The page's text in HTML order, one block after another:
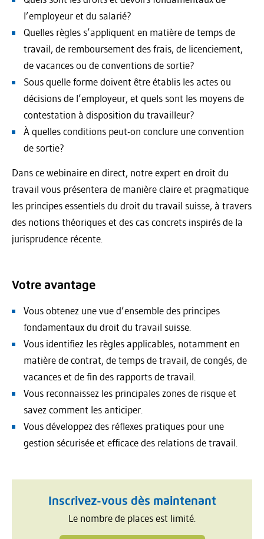
l’employeur et du salarié?
Quelles règles s’appliquent en matière de temps de
travail, de remboursement des frais, de licenciement,
de vacances ou de conventions de sortie?
Sous quelle forme doivent être établis les actes ou
décisions de l’employeur, et quels sont les moyens de
contestation à disposition du travailleur?
À quelles conditions peut-on conclure une convention
de sortie?
Dans ce webinaire en direct, notre expert en droit du
travail vous présentera de manière claire et pragmatique
les principes essentiels du droit du travail suisse, à travers
des notions théoriques et des cas concrets inspirés de la
jurisprudence récente.
Votre avantage
Vous obtenez une vue d’ensemble des principes
fondamentaux du droit du travail suisse.
Vous identifiez les règles applicables, notamment en
matière de contrat, de temps de travail, de congés, de
vacances et de fin des rapports de travail.
Vous reconnaissez les principales zones de risque et
savez comment les anticiper.
Vous développez des réflexes pratiques pour une
gestion sécurisée et efficace des relations de travail.
Inscrivez-vous dès maintenant
Le nombre de places est limité.